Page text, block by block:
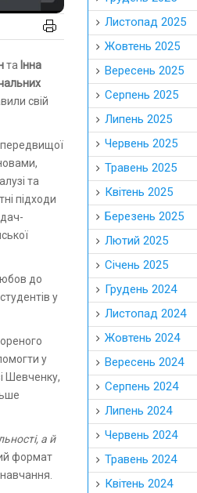
та Інна
свій
передвищої
та
підходи
до
у
у
Шевченку,
а й
формат
Листопад 2025
Жовтень 2025
Вересень 2025
Серпень 2025
Липень 2025
Червень 2025
Травень 2025
Квітень 2025
Березень 2025
Лютий 2025
Січень 2025
Грудень 2024
Листопад 2024
Жовтень 2024
Вересень 2024
Серпень 2024
Липень 2024
Червень 2024
Травень 2024
Квітень 2024